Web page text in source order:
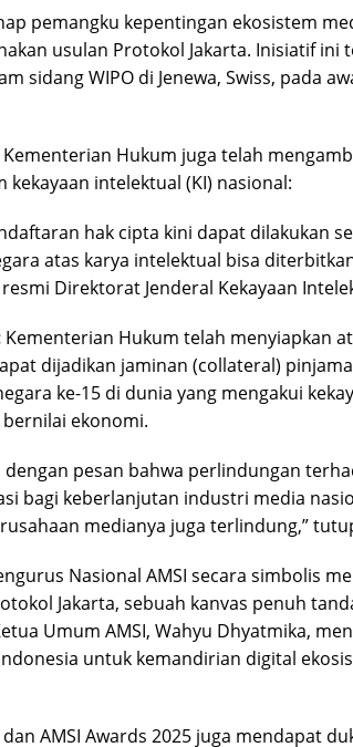
pemangku kepentingan ekosistem
usulan Protokol Jakarta. Inisiatif ini
sidang WIPO di Jenewa, Swiss, pada
Hukum juga telah
intelektual (KI) nasional:
hak cipta kini dapat dilakukan
atas karya intelektual bisa
Direktorat Jenderal Kekayaan
Kementerian Hukum telah menyiapkan
dijadikan jaminan (collateral)
ke-15 di dunia yang mengakui
ekonomi.
pesan bahwa perlindungan
bagi keberlanjutan industri media
medianya juga terlindung,”
Nasional AMSI secara simbolis
Jakarta, sebuah kanvas penuh
Umum AMSI, Wahyu Dhyatmika,
untuk kemandirian digital
dan AMSI Awards 2025 juga mendapat